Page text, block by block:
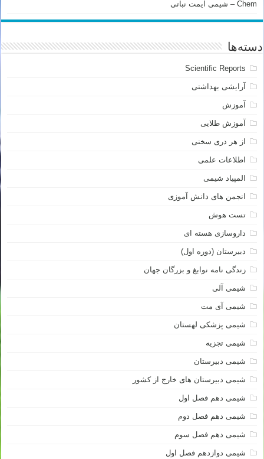
Chem – شیمی آیمت نباتی
دسته‌ها
Scientific Reports
آرایشی بهداشتی
آموزش
آموزش طلایی
از هر دری سخنی
اطلاعات علمی
المپیاد شیمی
انجمن های دانش آموزی
تست هوش
داروسازی هسته ای
دبیرستان (دوره اول)
زندگی نامه نوابغ و بزرگان جهان
شیمی آلی
شیمی آی مت
شیمی پزشکی لهستان
شیمی تجزیه
شیمی دبیرستان
شیمی دبیرستان های خارج از کشور
شیمی دهم فصل اول
شیمی دهم فصل دوم
شیمی دهم فصل سوم
شیمی دوازدهم فصل اول